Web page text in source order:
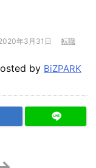
年3月31日 転職
by BiZPARK